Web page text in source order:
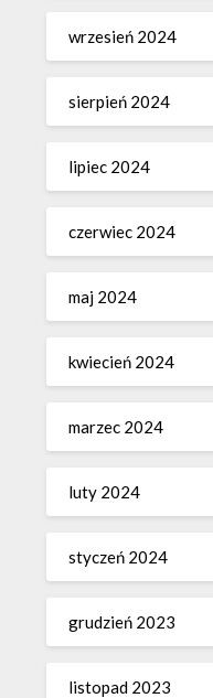
wrzesień 2024
sierpień 2024
lipiec 2024
czerwiec 2024
maj 2024
kwiecień 2024
marzec 2024
luty 2024
styczeń 2024
grudzień 2023
listopad 2023